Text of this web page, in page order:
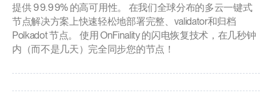
提供 99.99% 的高可用性。 在我们全球分布的多云一键式
节点解决方案上快速轻松地部署完整、validator和归档
Polkadot 节点。 使用 OnFinality 的闪电恢复技术，在几秒钟
内（而不是几天）完全同步您的节点！